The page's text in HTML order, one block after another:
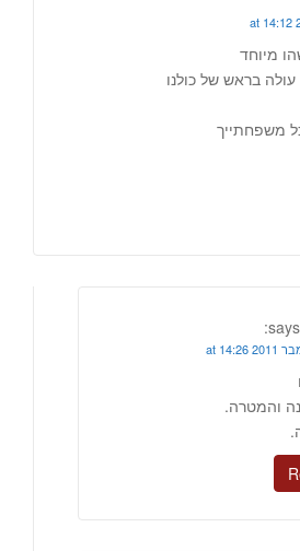
מיוחד
בראש של כולנו
משפחתייך
says:
והמטרה.